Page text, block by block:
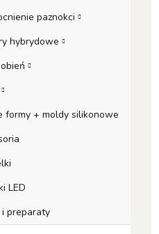
paznokci
hybrydowe
formy + moldy silikonowe
LED
i preparaty